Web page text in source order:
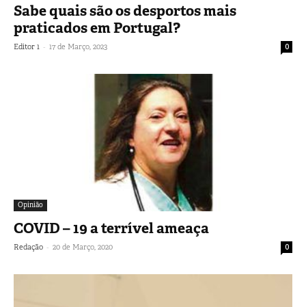
Sabe quais são os desportos mais
praticados em Portugal?
Editor 1 - 17 de Março, 2023 0
Opinião
COVID – 19 a terrível ameaça
Redação - 20 de Março, 2020 0